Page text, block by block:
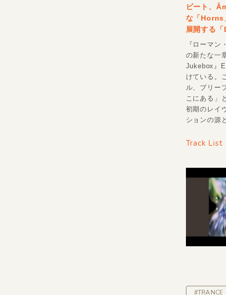
ビート、
な「Horns
展開する
『ローマ
の新たな一
Jukebox』
けている。
ル、ブリー
こにある」
初期のレイ
ションの源
Track List
#TRANCE